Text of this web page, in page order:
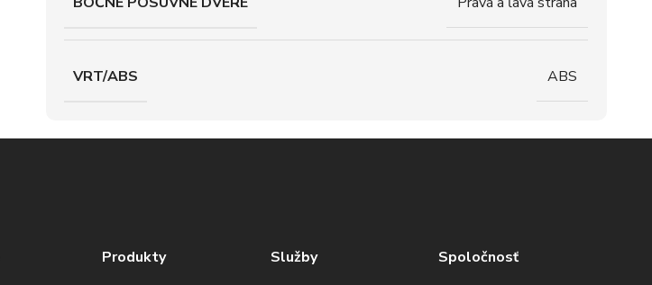
VRT/ABS ABS
Produkty Služby Spoločnosť